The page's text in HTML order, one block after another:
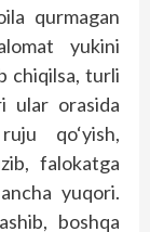
qurmagan
yukini
chiqilsa, turli
ular orasida
qo‘yish,
falokatga
yuqori.
boshqa